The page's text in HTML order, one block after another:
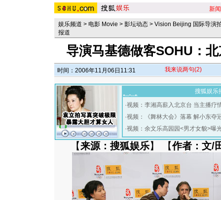
新闻
娱乐频道 > 电影 Movie > 影坛动态 > Vision Beijing 国际导演
报道
导演马基德做客SOHU：
时间：2006年11月06日11:31 我来说两句(2)
搜狐娱乐
·视频：李湘高薪入北京台 当主播疗
·视频：《舞林大会》落幕 解小东夺
·视频：余文乐高园园<男才女貌>曝
【来源：搜狐娱乐】 【作者：文/